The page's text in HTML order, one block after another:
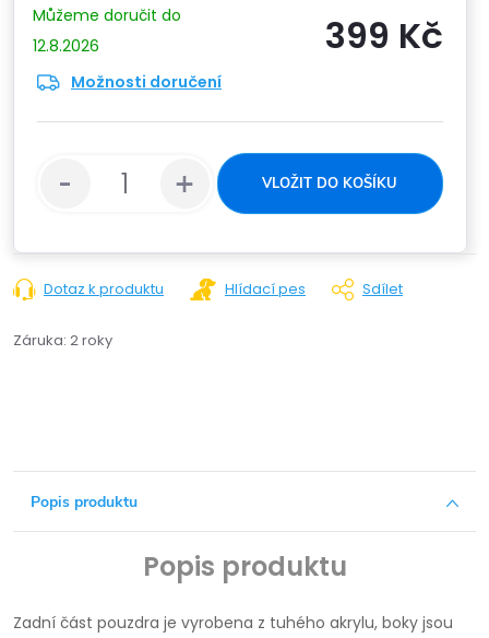
12.8.2026
Možnosti doručení
399 Kč
VLOŽIT DO KOŠÍKU
Dotaz k produktu Hlídací pes Sdílet
Záruka: 2 roky
Popis produktu
Popis produktu
Zadní část pouzdra je vyrobena z tuhého akrylu, boky jsou